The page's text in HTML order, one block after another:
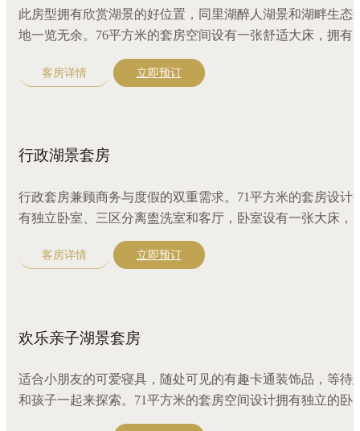
此房型拥有欣赏湖景的好位置，同里湖醉人湖景和湖畔生态
地一览无余。76平方米的套房空间设有一张舒适大床，拥有
立卧室、三区分离盥洗室和客厅，配备咖啡机，更有全套奢
沐浴精品，宽敞的独立更衣空间，尽享尊贵与舒适。
客房详情 立即预订
行政湖景套房
行政套房兼顾商务与度假的双重需求。71平方米的套房设计
有独立卧室、三区分离盥洗室和客厅，卧室设有一张大床，
外同里湖景色映入眼帘，令人心旷神怡。配有超大圆形沙发
咖啡机，江南精选好茶，更有全套奢华沐浴精品。
客房详情 立即预订
欢乐亲子湖景套房
适合小朋友的可爱寝具，随处可见的有趣卡通装饰品，等待
和孩子一起来探索。71平方米的套房空间设计拥有独立的卧
室、客厅和三区分离的盥洗室。视野辽阔的湖光景致，令人